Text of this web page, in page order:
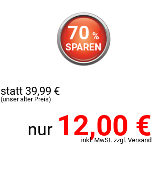
70 %
SPAREN
statt 39,99 €
(unser alter Preis)
nur 12,00 €
inkl. MwSt. zzgl. Versand